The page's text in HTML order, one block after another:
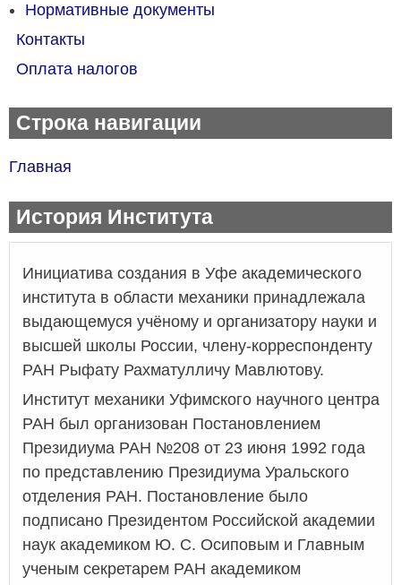
Нормативные документы
Контакты
Оплата налогов
Строка навигации
Главная
История Института
Инициатива создания в Уфе академического
института в области механики принадлежала
выдающемуся учёному и организатору науки и
высшей школы России, члену-корреспонденту
РАН Рыфату Рахматулличу Мавлютову.
Институт механики Уфимского научного центра
РАН был организован Постановлением
Президиума РАН №208 от 23 июня 1992 года
по представлению Президиума Уральского
отделения РАН. Постановление было
подписано Президентом Российской академии
наук академиком Ю. С. Осиповым и Главным
ученым секретарем РАН академиком